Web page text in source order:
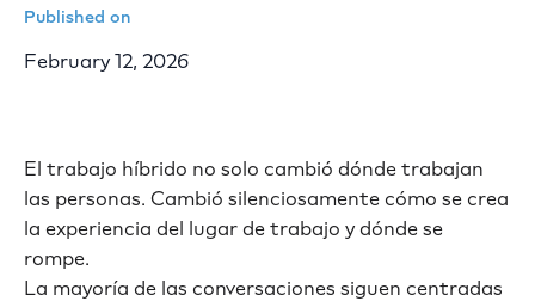
Published on
February 12, 2026
El trabajo híbrido no solo cambió dónde trabajan
las personas. Cambió silenciosamente cómo se crea
la experiencia del lugar de trabajo y dónde se
rompe.
La mayoría de las conversaciones siguen centradas